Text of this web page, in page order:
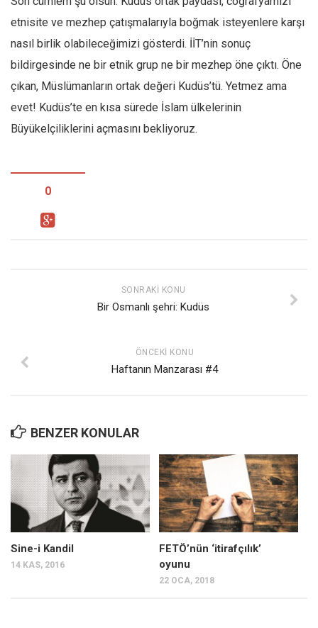
etnisite ve mezhep çatışmalarıyla boğmak isteyenlere karşı
nasıl birlik olabileceğimizi gösterdi. İİT’nin sonuç
bildirgesinde ne bir etnik grup ne bir mezhep öne çıktı. Öne
çıkan, Müslümanların ortak değeri Kudüs’tü. Yetmez ama
evet! Kudüs’te en kısa sürede İslam ülkelerinin
Büyükelçiliklerini açmasını bekliyoruz.
0
SONRAKI KONU
Bir Osmanlı şehri: Kudüs
ÖNCEKI KONU
Haftanın Manzarası #4
BENZER KONULAR
Sine-i Kandil
14 KAS, 2016
FETÖ’nün ‘itirafçılık’
oyunu
22 OCA, 2018